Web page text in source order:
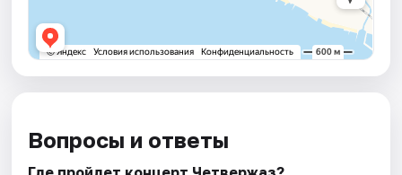
Вопросы и ответы